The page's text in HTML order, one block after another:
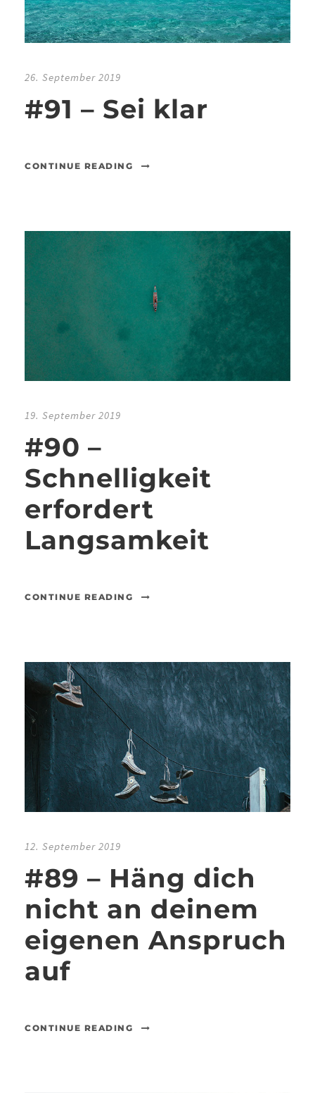
26. September 2019
#91 – Sei klar
CONTINUE READING
19. September 2019
#90 –
Schnelligkeit
erfordert
Langsamkeit
CONTINUE READING
12. September 2019
#89 – Häng dich
nicht an deinem
eigenen Anspruch
auf
CONTINUE READING